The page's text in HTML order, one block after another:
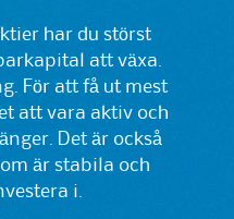
har du störst
att växa.
För att få ut mest
att vara aktiv och
Det är också
är stabila och
i.